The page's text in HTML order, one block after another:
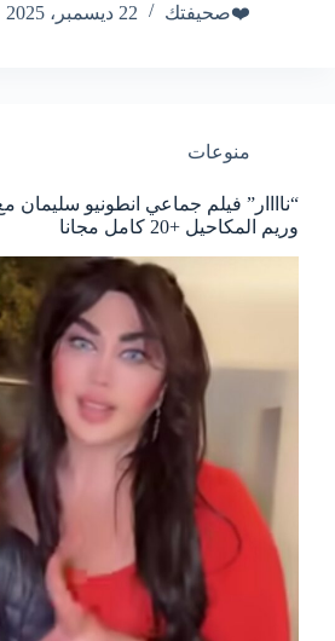
❤️صحيفتك
22 ديسمبر، 2025
منوعات
“ناااار” فيلم جماعي انطونيو سليمان
وريم المكاحيل +20 كامل مجانا